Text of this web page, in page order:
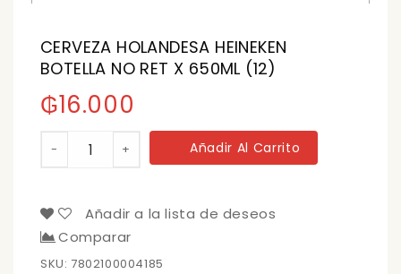
CERVEZA HOLANDESA HEINEKEN
BOTELLA NO RET X 650ML (12)
₲16.000
HOLANDESA
NO
RET
X
650ML
- + Añadir Al Carrito
Añadir a la lista de deseos
Comparar
SKU: 7802100004185